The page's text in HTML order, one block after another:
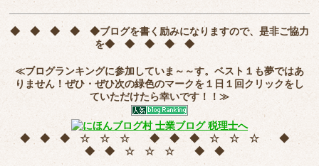
◆ ◆ ◆ ◆ ◆ブログを書く励みになりますので、是非ご協力
を◆ ◆ ◆ ◆ ◆
≪ブログランキングに参加していま～～す。ベスト１も夢ではあ
りません！ぜひ・ぜひ次の緑色のマークを１日１回クリックをし
ていただけたら幸いです！！≫
◆ ◆ ◆ ☆ ☆ ☆ ◆ ◆ ◆ ☆ ☆ ☆ ◆
◆ ◆ ☆ ☆ ☆ ◆ ◆